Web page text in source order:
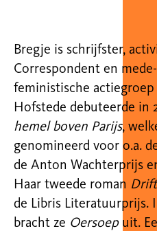
Bregje is schrijfster,
Correspondent en
feministische actiegroep
Hofstede debuteerde in
hemel boven Parijs,
genomineerd voor o.a.
de Anton Wachterprijs
Haar tweede roman
de Libris Literatuurprijs.
bracht ze Oersoepuit.